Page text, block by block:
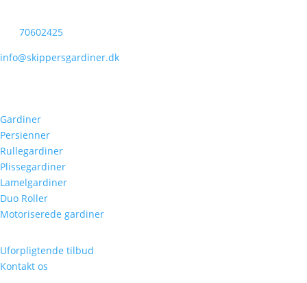
70602425
info@skippersgardiner.dk
Gardiner
Persienner
Rullegardiner
Plissegardiner
Lamelgardiner
Duo Roller
Motoriserede gardiner
Uforpligtende tilbud
Kontakt os